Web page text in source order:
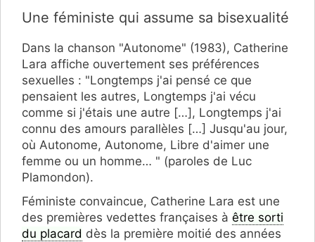
Une féministe qui assume sa bisexualité
Dans la chanson "Autonome" (1983), Catherine
Lara affiche ouvertement ses préférences
sexuelles : "Longtemps j'ai pensé ce que
pensaient les autres, Longtemps j'ai vécu
comme si j'étais une autre […], Longtemps j'ai
connu des amours parallèles […] Jusqu'au jour,
où Autonome, Autonome, Libre d'aimer une
femme ou un homme… " (paroles de Luc
Plamondon).
Féministe convaincue, Catherine Lara est une
des premières vedettes françaises à être sorti
du placard dès la première moitié des années